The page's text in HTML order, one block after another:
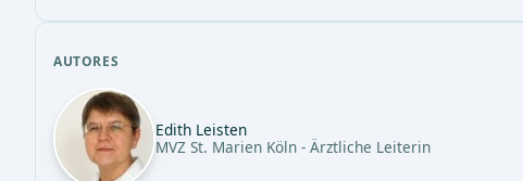
AUTORES
Edith Leisten
MVZ St. Marien Köln - Ärztliche Leiterin